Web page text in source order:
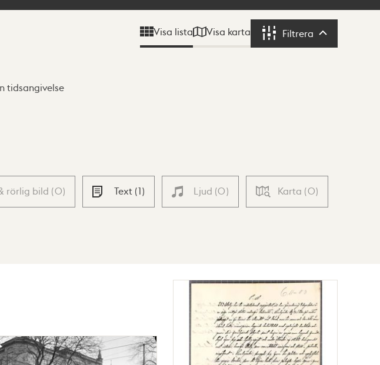
Visa lista Visa karta Filtrera Filtrera
tidsangivelse
rörlig bild (0) Text (1) Ljud (0) Karta (0)